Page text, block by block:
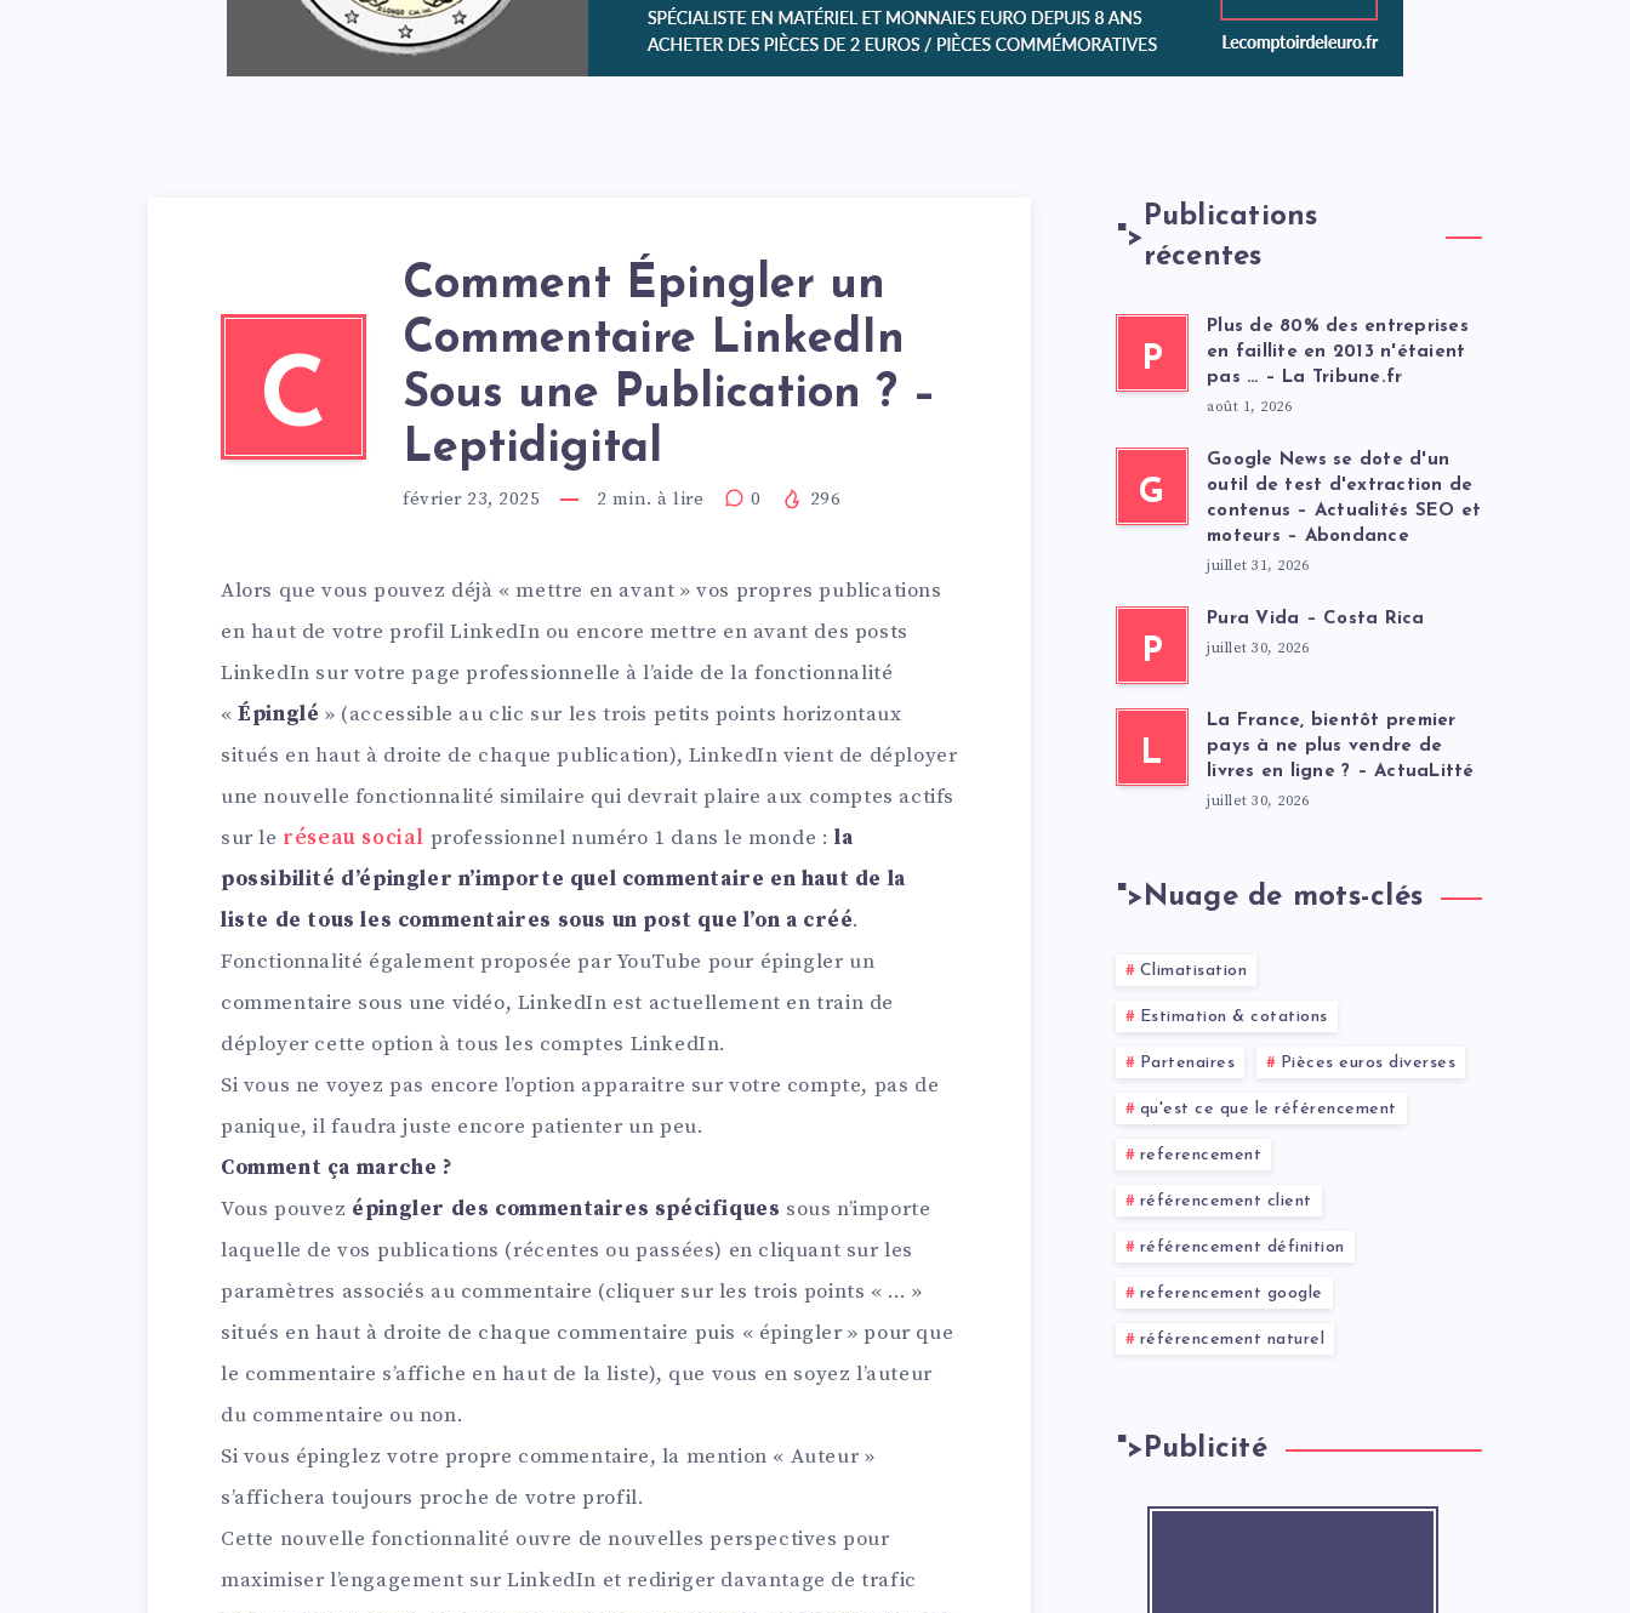
C
Comment Épingler un
Commentaire LinkedIn
Sous une Publication ? –
Leptidigital
février 23, 2025 2 min. à lire 0 296
Alors que vous pouvez déjà « mettre en avant » vos propres publications
en haut de votre profil LinkedIn ou encore mettre en avant des posts
LinkedIn sur votre page professionnelle à l’aide de la fonctionnalité
«Épinglé » (accessible au clic sur les trois petits points horizontaux
situés en haut à droite de chaque publication), LinkedIn vient de déployer
une nouvelle fonctionnalité similaire qui devrait plaire aux comptes actifs
sur le réseau social professionnel numéro 1 dans le monde :la
possibilité d’épingler n’importe quel commentaire en haut de la
liste de tous les commentaires sous un post que l’on a créé.
Fonctionnalité également proposée par YouTube pour épingler un
commentaire sous une vidéo, LinkedIn est actuellement en train de
déployer cette option à tous les comptes LinkedIn.
Si vous ne voyez pas encore l’option apparaitre sur votre compte, pas de
panique, il faudra juste encore patienter un peu.
Comment ça marche ?
Vous pouvez épingler des commentaires spécifiques sous n’importe
laquelle de vos publications (récentes ou passées) en cliquant sur les
paramètres associés au commentaire (cliquer sur les trois points « … »
situés en haut à droite de chaque commentaire puis « épingler » pour que
le commentaire s’affiche en haut de la liste), que vous en soyez l’auteur
du commentaire ou non.
Si vous épinglez votre propre commentaire, la mention « Auteur »
s’affichera toujours proche de votre profil.
Cette nouvelle fonctionnalité ouvre de nouvelles perspectives pour
maximiser l’engagement sur LinkedIn et rediriger davantage de trafic
">
Publications
récentes
P
Plus de 80% des entreprises
en faillite en 2013 n'étaient
pas … – La Tribune.fr
août 1, 2026
G
Google News se dote d'un
outil de test d'extraction de
contenus – Actualités SEO et
moteurs – Abondance
juillet 31, 2026
P
Pura Vida – Costa Rica
juillet 30, 2026
L
La France, bientôt premier
pays à ne plus vendre de
livres en ligne ? – ActuaLitté
juillet 30, 2026
">Nuage de mots-clés
Climatisation
Estimation & cotations
Partenaires Pièces euros diverses
qu'est ce que le référencement
referencement
référencement client
référencement définition
referencement google
référencement naturel
">Publicité